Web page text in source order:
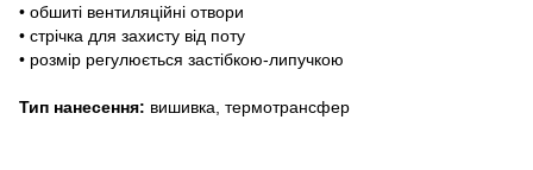
• обшиті вентиляційні отвори
• стрічка для захисту від поту
• розмір регулюється застібкою-липучкою
Тип нанесення: вишивка, термотрансфер